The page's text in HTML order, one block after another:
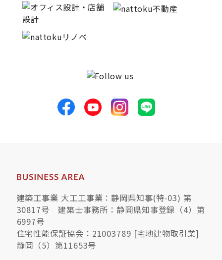
建築工事業 大工工事業：静岡県知事(特-03) 第
30817号 建築士事務所：静岡県知事登録（4）第
6997号
住宅性能保証協会：21003789 [宅地建物取引業]
静岡（5）第11653号